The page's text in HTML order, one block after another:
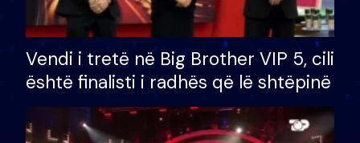
Vendi i tretë në Big Brother VIP 5, cili
është finalisti i radhës që lë shtëpinë